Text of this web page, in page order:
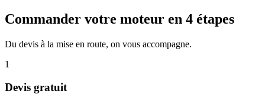
Commander votre moteur en 4 étapes
Du devis à la mise en route, on vous accompagne.
1
Devis gratuit